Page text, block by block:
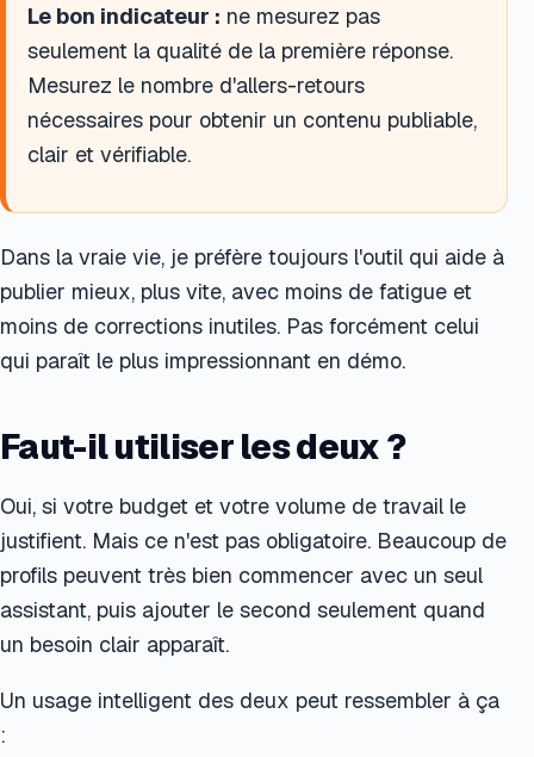
Le bon indicateur : ne mesurez pas
seulement la qualité de la première réponse.
Mesurez le nombre d'allers-retours
nécessaires pour obtenir un contenu publiable,
clair et vérifiable.
Dans la vraie vie, je préfère toujours l'outil qui aide à
publier mieux, plus vite, avec moins de fatigue et
moins de corrections inutiles. Pas forcément celui
qui paraît le plus impressionnant en démo.
Faut-il utiliser les deux ?
Oui, si votre budget et votre volume de travail le
justifient. Mais ce n'est pas obligatoire. Beaucoup de
profils peuvent très bien commencer avec un seul
assistant, puis ajouter le second seulement quand
un besoin clair apparaît.
Un usage intelligent des deux peut ressembler à ça
: